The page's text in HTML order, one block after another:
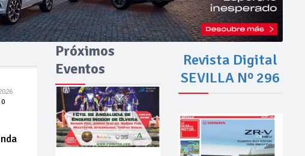
0
Próximos
Eventos
Revista Digital
SEVILLA Nº 296